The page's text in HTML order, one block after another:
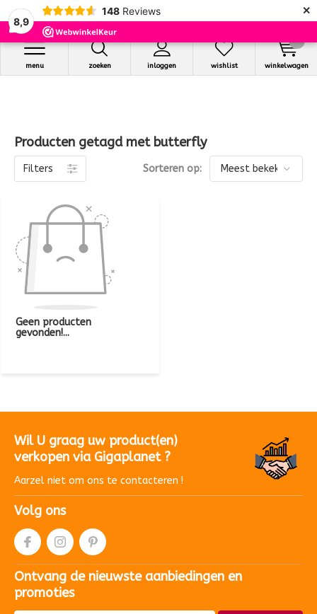
8,9
148 Reviews ×
zoeken inloggen
menu wishlist winkelwagen
Producten getagd met butterfly
Filters Sorteren op:
Geen producten
gevonden!...
Wil U graag uw product(en)
verkopen via Gigaplanet ?
Aarzel niet om ons te contacteren !
Volg ons
Ontvang de nieuwste aanbiedingen en
promoties